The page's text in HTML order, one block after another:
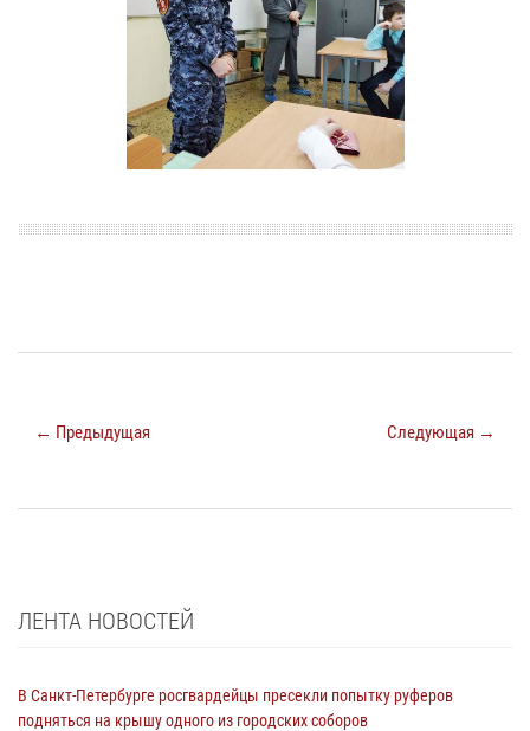
← Предыдущая Следующая →
ЛЕНТА НОВОСТЕЙ
В Санкт-Петербурге росгвардейцы пресекли попытку руферов
подняться на крышу одного из городских соборов